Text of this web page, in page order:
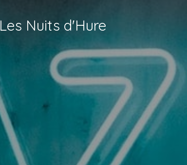
Les Nuits d'Hure